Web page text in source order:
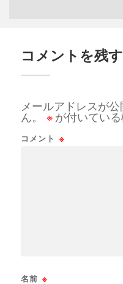
コメントを残す
メールアドレスが
ん。
※ が付いてい
コメント ※
名前 ※